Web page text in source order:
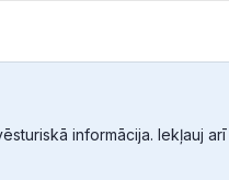
informācija. Iekļauj arī